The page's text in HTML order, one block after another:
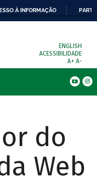
À INFORMAÇÃO
ENGLISH
ACESSIBILIDADE
A+ A-
do
Web